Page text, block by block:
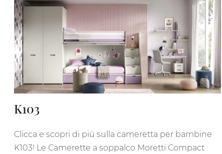
K103
Clicca e scopri di più sulla cameretta per bambine
K103! Le Camerette a soppalco Moretti Compact